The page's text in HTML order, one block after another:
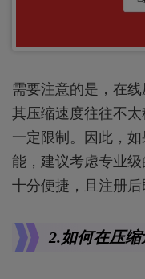
需要注意的是，在
其压缩速度往往不
一定限制。因此，
能，建议考虑专业
十分便捷，且注册后
2.如何在压